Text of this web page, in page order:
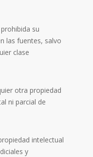
su
las fuentes, salvo
clase
otra propiedad
ni parcial de
intelectual
y